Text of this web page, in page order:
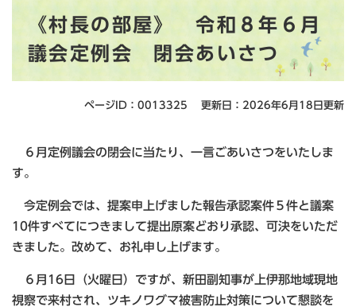
《村長の部屋》 令和８年６月
議会定例会 閉会あいさつ
ページID：0013325 更新日：2026年6月18日更新
６月定例議会の閉会に当たり、一言ごあいさつをいたしま
す。
今定例会では、提案申上げました報告承認案件５件と議案
10件すべてにつきまして提出原案どおり承認、可決をいただ
きました。改めて、お礼申し上げます。
６月16日（火曜日）ですが、新田副知事が上伊那地域現地
視察で来村され、ツキノワグマ被害防止対策について懇談を